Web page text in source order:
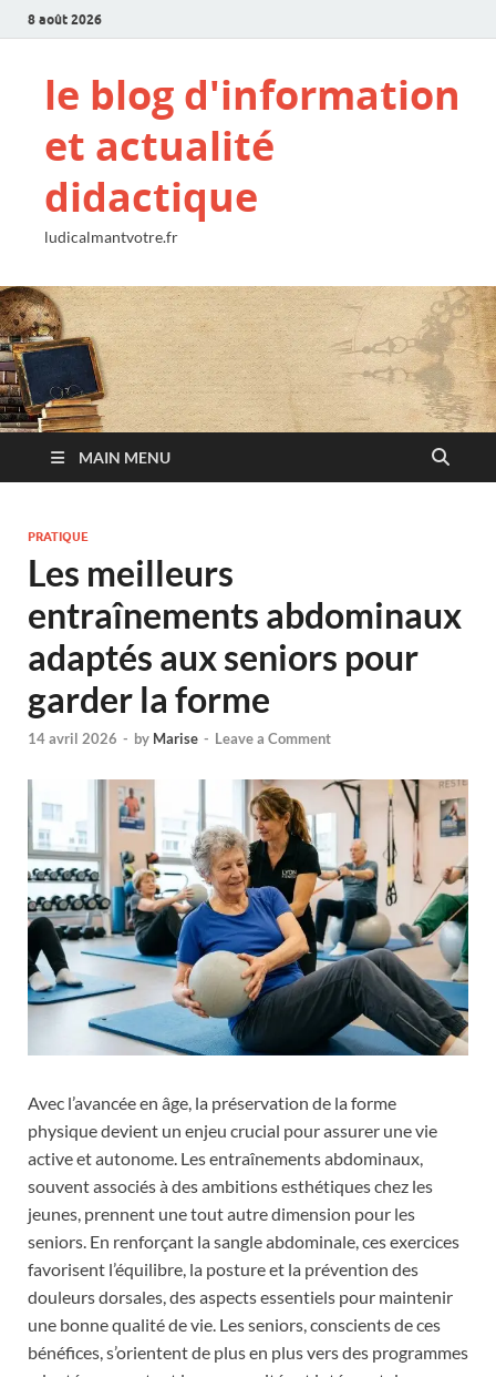
8 août 2026
le blog d'information
et actualité
didactique
ludicalmantvotre.fr
MAIN MENU
PRATIQUE
Les meilleurs
entraînements abdominaux
adaptés aux seniors pour
garder la forme
14 avril 2026 - by Marise - Leave a Comment
Avec l’avancée en âge, la préservation de la forme
physique devient un enjeu crucial pour assurer une vie
active et autonome. Les entraînements abdominaux,
souvent associés à des ambitions esthétiques chez les
jeunes, prennent une tout autre dimension pour les
seniors. En renforçant la sangle abdominale, ces exercices
favorisent l’équilibre, la posture et la prévention des
douleurs dorsales, des aspects essentiels pour maintenir
une bonne qualité de vie. Les seniors, conscients de ces
bénéfices, s’orientent de plus en plus vers des programmes